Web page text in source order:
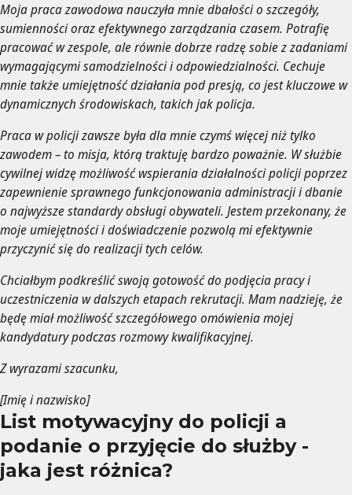
Moja praca zawodowa nauczyła mnie dbałości o szczegóły,
sumienności oraz efektywnego zarządzania czasem. Potrafię
pracować w zespole, ale równie dobrze radzę sobie z zadaniami
wymagającymi samodzielności i odpowiedzialności. Cechuje
mnie także umiejętność działania pod presją, co jest kluczowe w
dynamicznych środowiskach, takich jak policja.
Praca w policji zawsze była dla mnie czymś więcej niż tylko
zawodem – to misja, którą traktuję bardzo poważnie. W służbie
cywilnej widzę możliwość wspierania działalności policji poprzez
zapewnienie sprawnego funkcjonowania administracji i dbanie
o najwyższe standardy obsługi obywateli. Jestem przekonany, że
moje umiejętności i doświadczenie pozwolą mi efektywnie
przyczynić się do realizacji tych celów.
Chciałbym podkreślić swoją gotowość do podjęcia pracy i
uczestniczenia w dalszych etapach rekrutacji. Mam nadzieję, że
będę miał możliwość szczegółowego omówienia mojej
kandydatury podczas rozmowy kwalifikacyjnej.
Z wyrazami szacunku,
[Imię i nazwisko]
List motywacyjny do policji a
podanie o przyjęcie do służby -
jaka jest różnica?